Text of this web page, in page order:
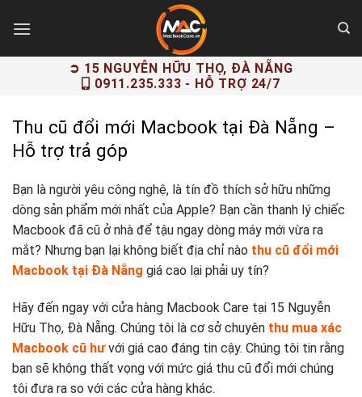
➲ 15 NGUYỄN HỮU THỌ, ĐÀ NẴNG
0911.235.333 - HỖ TRỢ 24/7
Thu cũ đổi mới Macbook tại Đà Nẵng –
Hỗ trợ trả góp
Bạn là người yêu công nghệ, là tín đồ thích sở hữu những
dòng sản phẩm mới nhất của Apple? Bạn cần thanh lý chiếc
Macbook đã cũ ở nhà để tậu ngay dòng máy mới vừa ra
mắt? Nhưng bạn lại không biết địa chỉ nào thu cũ đổi mới
Macbook tại Đà Nẵng giá cao lại phải uy tín?
Hãy đến ngay với cửa hàng Macbook Care tại 15 Nguyễn
Hữu Thọ, Đà Nẵng. Chúng tôi là cơ sở chuyên thu mua xác
Macbook cũ hưvới giá cao đáng tin cậy. Chúng tôi tin rằng
bạn sẽ không thất vọng với mức giá thu cũ đổi mới chúng
tôi đưa ra so với các cửa hàng khác.